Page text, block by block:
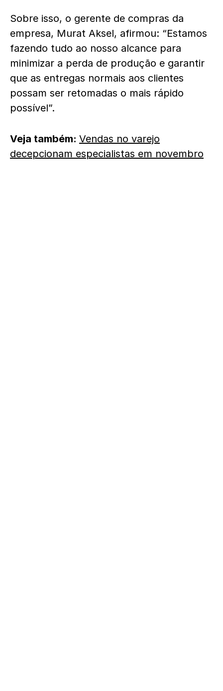
Sobre isso, o gerente de compras da
empresa, Murat Aksel, afirmou: “Estamos
fazendo tudo ao nosso alcance para
minimizar a perda de produção e garantir
que as entregas normais aos clientes
possam ser retomadas o mais rápido
possível”.
Veja também: Vendas no varejo
decepcionam especialistas em novembro